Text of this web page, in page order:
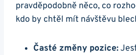
pravděpodobně něco, co
kdo by chtěl mít návštěvu
Časté změny pozice: